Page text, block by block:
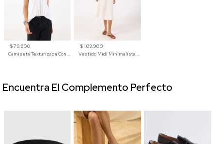
$ 79.900
Camiseta Texturizada Con Cuello En V Para Mujer
$ 109.900
Vestido Midi Minimalista De Silueta Amplia
Encuentra El Complemento Perfecto